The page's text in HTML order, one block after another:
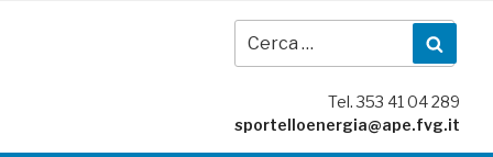
Tel. 353 41 04 289
sportelloenergia@ape.fvg.it